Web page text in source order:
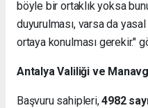
böyle bir ortaklık yoksa
duyurulması, varsa da
ortaya konulması gerekir."
Antalya Valiliği ve
Başvuru sahipleri,4982